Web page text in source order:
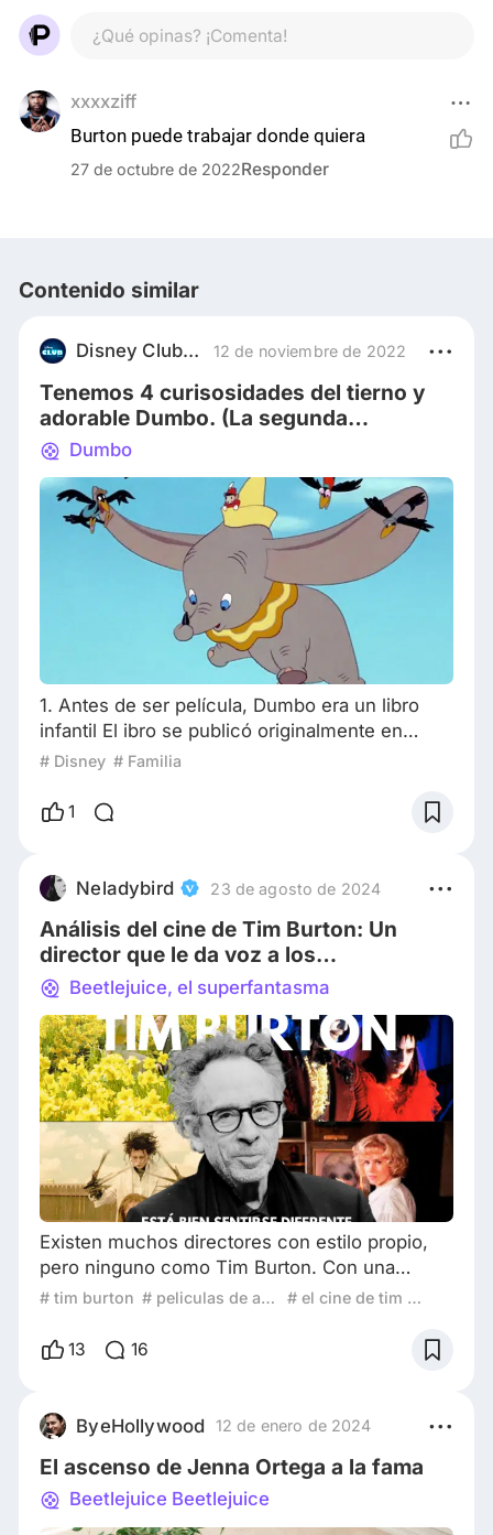
¿Qué opinas? ¡Comenta!
xxxxziff
Burton puede trabajar donde quiera
27 de octubre de 2022Responder
Contenido similar
Disney Club Latam 12 de noviembre de 2022
Tenemos 4 curisosidades del tierno y
adorable Dumbo. (La segunda
totalmente inesperada)
Dumbo
1. Antes de ser película, Dumbo era un libro
infantil El ibro se publicó originalmente en
1938, "Dumbo" era un libro ilustrado, escrito
Los derechos cinematográficos serían
película de Dumbo se estrenó en octubre de
1941, siendo la cuarta película lanzada después
de
# Disney # Familia
1
Neladybird 23 de agosto de 2024
Análisis del cine de Tim Burton: Un
director que le da voz a los
incomprendidos
Beetlejuice, el superfantasma
Existen muchos directores con estilo propio,
pero ninguno como Tim Burton. Con una
carrera artística de más de cuarenta años, el
cuando se convirtió en la voz de los
peculiar que hacía ver como si todas sus
películas sucedían en un mismo universo, el
director se g
# tim burton # peliculas de animacion # el cine de tim burton
13 16
ByeHollywood 12 de enero de 2024
El ascenso de Jenna Ortega a la fama
Beetlejuice Beetlejuice